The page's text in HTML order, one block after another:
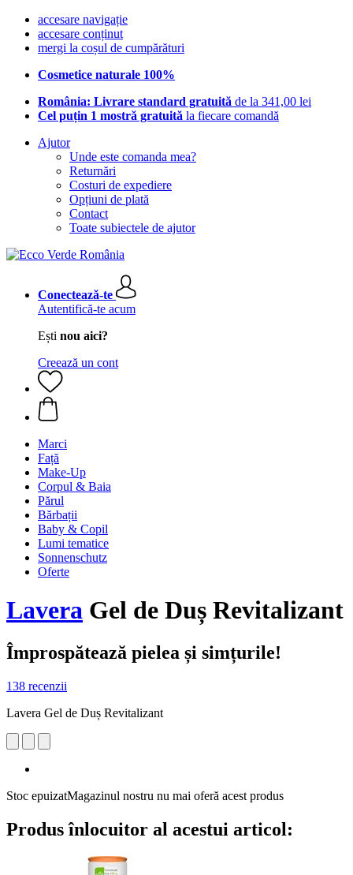
accesare navigație
accesare conținut
mergi la coșul de cumpărături
Cosmetice naturale 100%
România: Livrare standard gratuită de la 341,00 lei
Cel puțin 1 mostră gratuită la fiecare comandă
Ajutor
Unde este comanda mea?
Returnări
Costuri de expediere
Opțiuni de plată
Contact
Toate subiectele de ajutor
Conectează-te
Autentifică-te acum
Ești nou aici?
Creează un cont
Marci
Față
Make-Up
Corpul & Baia
Părul
Bărbații
Baby & Copil
Lumi tematice
Sonnenschutz
Oferte
Lavera Gel de Duș Revitalizant
Împrospătează pielea și simțurile!
138 recenzii
Lavera Gel de Duș Revitalizant
Stoc epuizatMagazinul nostru nu mai oferă acest produs
Produs înlocuitor al acestui articol: